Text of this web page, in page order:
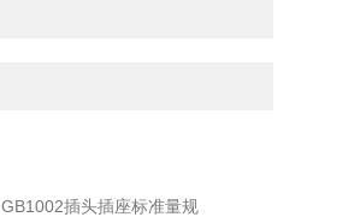
GB1002插头插座标准量规